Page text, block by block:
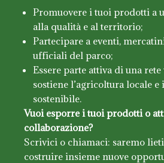
Promuovere i tuoi prodotti a
alla qualità e al territorio;
Partecipare a eventi,
ufficiali del parco;
Essere parte attiva di una
sostiene l’agricoltura locale
sostenibile.
Vuoi esporre i tuoi prodotti o
collaborazione?
Scrivici o chiamaci: saremo
costruire insieme nuove